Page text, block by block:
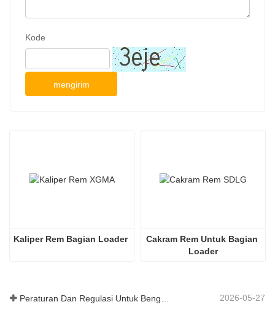
Kode
mengirim
Kaliper Rem Bagian Loader
Cakram Rem Untuk Bagian
Loader
Peraturan Dan Regulasi Untuk Bengkel Produksi Suku Cadang Loader ——Shandong Zhaokun Engineering Machinery Co., Ltd 2026-05-27